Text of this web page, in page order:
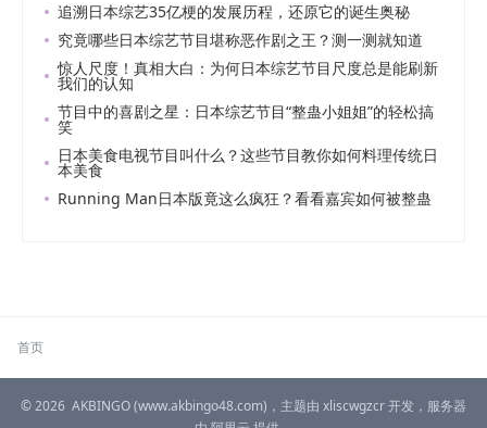
追溯日本综艺35亿梗的发展历程，还原它的诞生奥秘
究竟哪些日本综艺节目堪称恶作剧之王？测一测就知道
惊人尺度！真相大白：为何日本综艺节目尺度总是能刷新
我们的认知
节目中的喜剧之星：日本综艺节目“整蛊小姐姐”的轻松搞
笑
日本美食电视节目叫什么？这些节目教你如何料理传统日
本美食
Running Man日本版竟这么疯狂？看看嘉宾如何被整蛊
首页
© 2026 AKBINGO(www.akbingo48.com)，主题由 xliscwgzcr开发，服务器